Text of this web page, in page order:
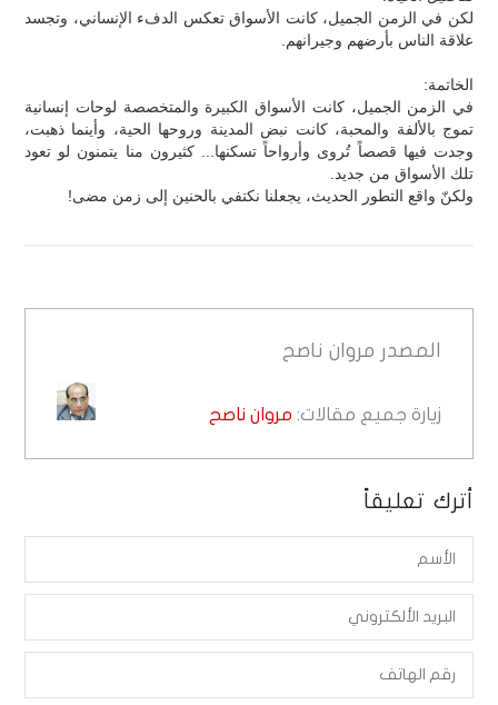
لكن في الزمن الجميل، كانت الأسواق تعكس الدفء الإنساني، وتجسد
علاقة الناس بأرضهم وجيرانهم.
الخاتمة:
في الزمن الجميل، كانت الأسواق الكبيرة والمتخصصة لوحات إنسانية
تموج بالألفة والمحبة، كانت نبض المدينة وروحها الحية، وأينما ذهبت،
وجدت فيها قصصاً تُروى وأرواحاً تسكنها... كثيرون منا يتمنون لو تعود
تلك الأسواق من جديد.
ولكنّ واقع التطور الحديث، يجعلنا نكتفي بالحنين إلى زمن مضى!
المصدر مروان ناصح
زيارة جميع مقالات: مروان ناصح
أترك تعليقاً